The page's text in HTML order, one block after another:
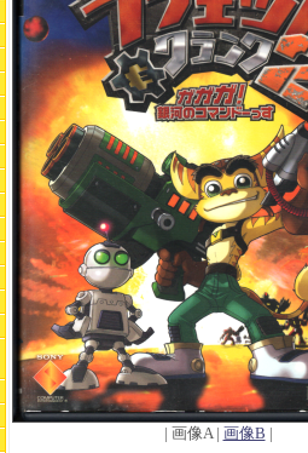
| 画像A | 画像B |